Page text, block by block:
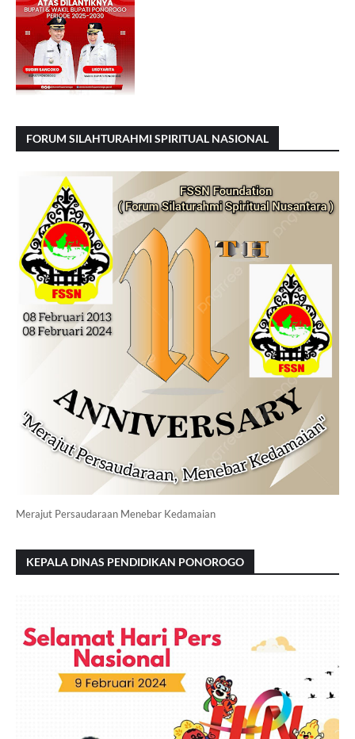
FORUM SILAHTURAHMI SPIRITUAL NASIONAL
Merajut Persaudaraan Menebar Kedamaian
KEPALA DINAS PENDIDIKAN PONOROGO